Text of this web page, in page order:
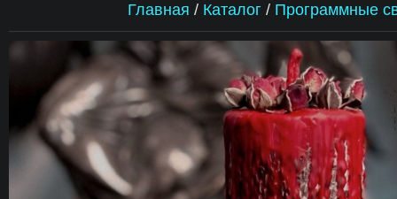
Главная / Каталог / Программные